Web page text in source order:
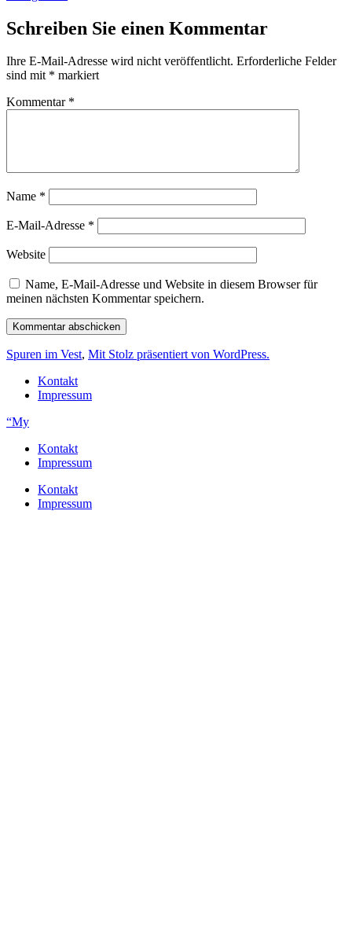
Schreiben Sie einen Kommentar
Ihre E-Mail-Adresse wird nicht veröffentlicht. Erforderliche Felder
sind mit * markiert
Kommentar *
Name *
E-Mail-Adresse *
Website
Name, E-Mail-Adresse und Website in diesem Browser für
meinen nächsten Kommentar speichern.
Spuren im Vest, Mit Stolz präsentiert von WordPress.
Kontakt
Impressum
“My
Kontakt
Impressum
Kontakt
Impressum